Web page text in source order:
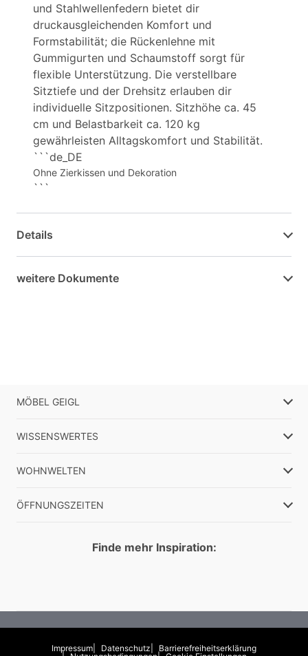
und Stahlwellenfedern bietet dir
druckausgleichenden Komfort und
Formstabilität; die Rückenlehne mit
Gummigurten und Schaumstoff sorgt für
flexible Unterstützung. Die verstellbare
Sitztiefe und der Drehsitz erlauben dir
individuelle Sitzpositionen. Sitzhöhe ca. 45
cm und Belastbarkeit ca. 120 kg
gewährleisten Alltagskomfort und Stabilität.
```de_DE
Ohne Zierkissen und Dekoration
```
Details
weitere Dokumente
MÖBEL GEIGL
WISSENSWERTES
WOHNWELTEN
ÖFFNUNGSZEITEN
Finde mehr Inspiration:
Impressum Datenschutz
Barrierefreiheitserklärung